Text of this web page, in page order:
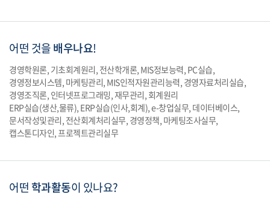
어떤 것을배우나요!
경영학원론, 기초회계원리, 전산학개론, MIS정보능력, PC실습,
경영정보시스템, 마케팅관리, MIS인적자원관리능력, 경영자료처리실습,
경영조직론, 인터넷프로그래밍, 재무관리, 회계원리
ERP실습(생산,물류), ERP실습(인사,회계), e-창업실무, 데이터베이스,
문서작성및관리, 전산회계처리실무, 경영정책, 마케팅조사실무,
캡스톤디자인, 프로젝트관리실무
어떤 학과활동이 있나요?